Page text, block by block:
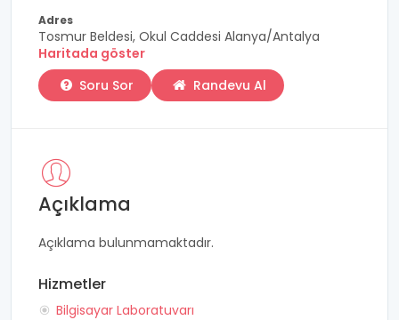
Adres
Tosmur Beldesi, Okul Caddesi Alanya/Antalya
Haritada göster
Soru Sor
Randevu Al
Açıklama
Açıklama bulunmamaktadır.
Hizmetler
Bilgisayar Laboratuvarı